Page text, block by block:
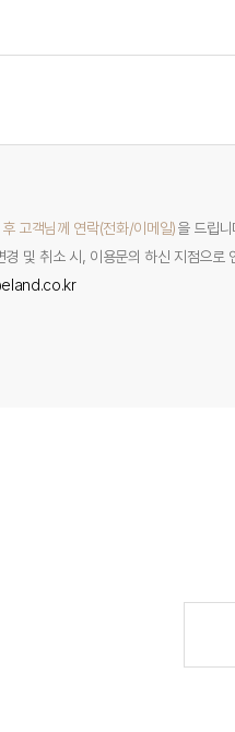
고객님께 연락(전화/이메일)을 드립니
및 취소 시, 이용문의 하신 지점으로